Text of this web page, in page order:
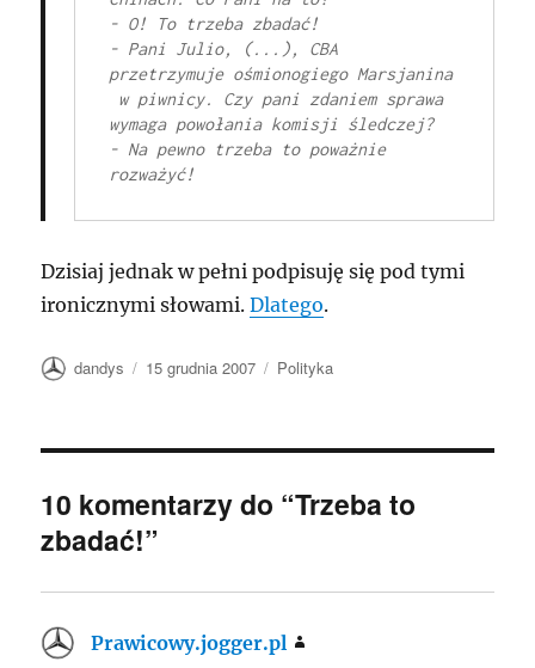
- O! To trzeba zbadać!
- Pani Julio, (...), CBA
przetrzymuje ośmionogiego Marsjanina
wymaga powołania komisji śledczej?
- Na pewno trzeba to poważnie
Dzisiaj jednak w pełni podpisuję się pod tymi
ironicznymi słowami.Dlatego.
Autor
dandys
Data
15 grudnia 2007 Kategorie
Polityka
10 komentarzy do “Trzeba to
zbadać!”
Prawicowy.jogger.pl